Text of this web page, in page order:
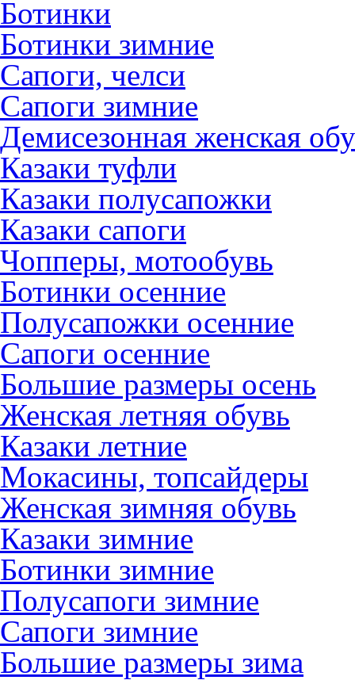
Ботинки
Ботинки зимние
Сапоги, челси
Сапоги зимние
Демисезонная женская
Казаки туфли
Казаки полусапожки
Казаки сапоги
Чопперы, мотообувь
Ботинки осенние
Полусапожки осенние
Сапоги осенние
Большие размеры осень
Женская летняя обувь
Казаки летние
Мокасины, топсайдеры
Женская зимняя обувь
Казаки зимние
Ботинки зимние
Полусапоги зимние
Сапоги зимние
Большие размеры зима